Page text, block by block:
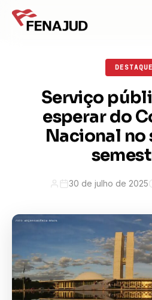
DESTAQUE
Serviço
esperar do
Nacional no
30 de julho de 2025